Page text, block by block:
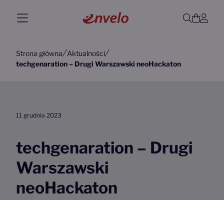
Strona główna
Aktualności
techgenaration – Drugi Warszawski neoHackaton
11 grudnia 2023
techgenaration – Drugi
Warszawski
neoHackaton